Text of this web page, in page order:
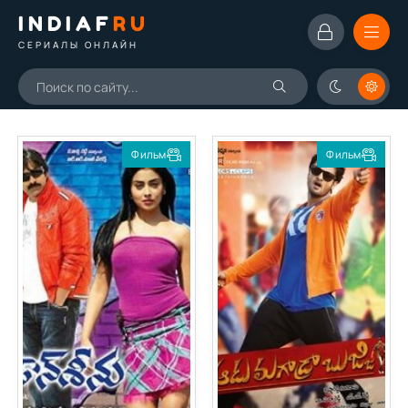
INDIAFRU
СЕРИАЛЫ ОНЛАЙН
Фильм Фильм